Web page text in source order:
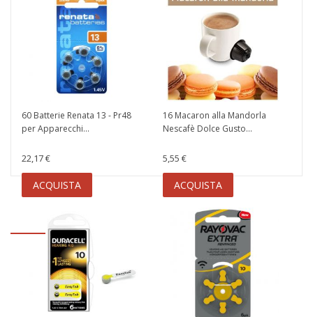
60 Batterie Renata 13 - Pr48
per Apparecchi...
22,17 €
ACQUISTA
16 Macaron alla Mandorla
Nescafè Dolce Gusto...
5,55 €
ACQUISTA